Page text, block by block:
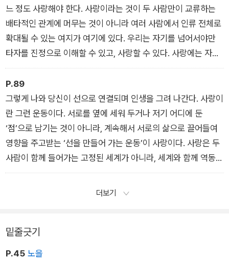
- 사랑은 가치의 재창조
느 정도 사랑해야 한다. 사랑이라는 것이 두 사람만이 교류하는
배타적인 관계에 머무는 것이 아니라 여러 사람에서 인류 전체로
확대될 수 있는 여지가 여기에 있다. 우리는 자기를 넘어서야만
타자를 진정으로 이해할 수 있고, 사랑할 수 있다. 사랑에는 자기
를 포기할 용기, 자기를 넘어설 용기라는 태도가 필요한 것이다.
- 사랑은 당신의 궤도를 따라 도는 것
P.89
그렇게 나와 당신이 선으로 연결되며 인생을 그려 나간다. 사랑이
란 그런 운동이다. 서로를 옆에 세워 두거나 저기 어디에 둔
‘점’으로 남기는 것이 아니라, 계속해서 서로의 삶으로 끌어들여
영향을 주고받는 ‘선을 만들어 가는 운동’이 사랑이다. 사랑은 두
사람이 함께 들어가는 고정된 세계가 아니라, 세계와 함께 역동하
며 만들어 가는 우주다.
더보기
밑줄긋기
P.45 노을